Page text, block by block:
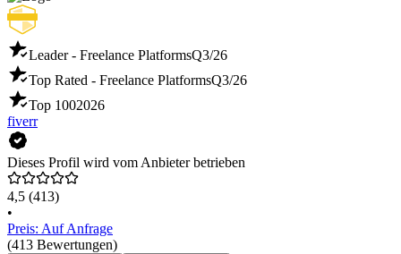
Leader - Freelance PlatformsQ3/26
Top Rated - Freelance PlatformsQ3/26
Top 1002026
fiverr
Dieses Profil wird vom Anbieter betrieben
4,5 (413)
•
Preis: Auf Anfrage
(413 Bewertungen)